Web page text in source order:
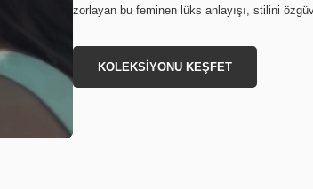
zorlayan bu feminen lüks anlayışı, stilini
KOLEKSİYONU KEŞFET